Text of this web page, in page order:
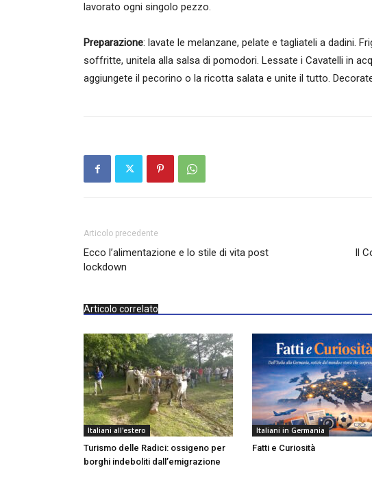
lavorato ogni singolo pezzo.
Preparazione: lavate le melanzane, pelate e tagliateli a dadini.
soffritte, unitela alla salsa di pomodori. Lessate i Cavatelli in
aggiungete il pecorino o la ricotta salata e unite il tutto.
Articolo precedente
Ecco l’alimentazione e lo stile di vita post
lockdown
Il
Articolo correlato
Italiani all'estero
Turismo delle Radici: ossigeno per
borghi indeboliti dall’emigrazione
Italiani in Germania
Fatti e Curiosità